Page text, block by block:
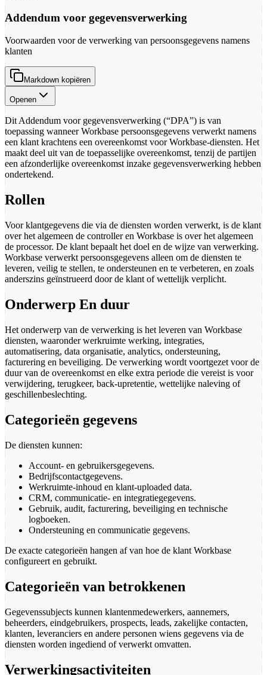
Addendum voor gegevensverwerking
Voorwaarden voor de verwerking van persoonsgegevens namens
klanten
Markdown kopiëren
Openen
Dit Addendum voor gegevensverwerking (“DPA”) is van
toepassing wanneer Workbase persoonsgegevens verwerkt namens
een klant krachtens een overeenkomst voor Workbase-diensten. Het
maakt deel uit van de toepasselijke overeenkomst, tenzij de partijen
een afzonderlijke overeenkomst inzake gegevensverwerking hebben
ondertekend.
Rollen
Voor klantgegevens die via de diensten worden verwerkt, is de klant
over het algemeen de controller en Workbase is over het algemeen
de processor. De klant bepaalt het doel en de wijze van verwerking.
Workbase verwerkt persoonsgegevens alleen om de diensten te
leveren, veilig te stellen, te ondersteunen en te verbeteren, en zoals
anderszins geïnstrueerd door de klant of wettelijk verplicht.
Onderwerp En duur
Het onderwerp van de verwerking is het leveren van Workbase
diensten, waaronder werkruimte werking, integraties,
automatisering, data organisatie, analytics, ondersteuning,
facturering en beveiliging. De verwerking wordt voortgezet voor de
duur van de overeenkomst en elke extra periode die vereist is voor
verwijdering, terugkeer, back-upretentie, wettelijke naleving of
geschillenbeslechting.
Categorieën gegevens
De diensten kunnen:
Account- en gebruikersgegevens.
Bedrijfscontactgegevens.
Werkruimte-inhoud en klant-uploaded data.
CRM, communicatie- en integratiegegevens.
Gebruik, audit, facturering, beveiliging en technische
logboeken.
Ondersteuning en communicatie gegevens.
De exacte categorieën hangen af van hoe de klant Workbase
configureert en gebruikt.
Categorieën van betrokkenen
Gegevenssubjects kunnen klantenmedewerkers, aannemers,
beheerders, eindgebruikers, prospects, leads, zakelijke contacten,
klanten, leveranciers en andere personen wiens gegevens via de
diensten worden ingediend of verwerkt omvatten.
Verwerkingsactiviteiten